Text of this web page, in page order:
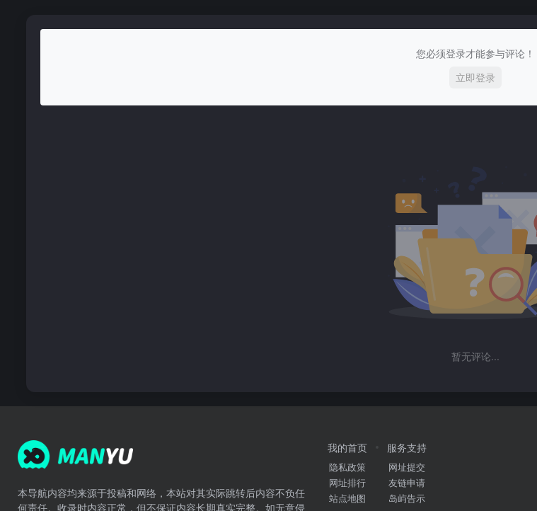
您必须登录才能参与评论！
立即登录
暂无评论...
本导航内容均来源于投稿和网络，本站对其实际跳转后内容不负任
何责任。收录时内容正常，但不保证内容长期真实完整。如无意侵
我的首页
隐私政策
网址排行
站点地图
服务支持
网址提交
友链申请
岛屿告示